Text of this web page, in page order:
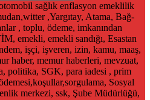
sağlık enflasyon emeklilik
,Yargıtay, Atama, Bağ-
, toplu, ödeme, imkanından
emekli, emekli sandığı, Esastan
işçi, işveren, izin, kamu, maaş,
haber, memur haberleri, mevzuat,
politika, SGK, para iadesi , prim
Sosyal
merkezi, ssk, Şube Müdürlüğü,